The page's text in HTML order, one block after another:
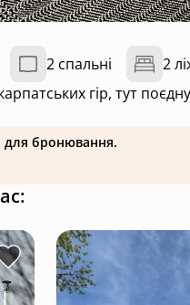
2 спальні 2
гір, тут
бронювання.